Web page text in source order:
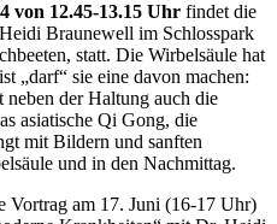
von 12.45-13.15 Uhr findet die
Braunewell im Schlosspark
statt. Die Wirbelsäule hat
„darf“ sie eine davon machen:
neben der Haltung auch die
asiatische Qi Gong, die
mit Bildern und sanften
und in den Nachmittag.
Vortrag am 17. Juni (16-17 Uhr)